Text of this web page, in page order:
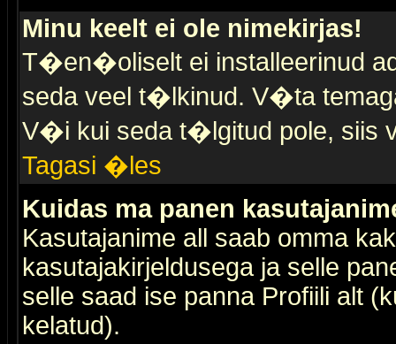
Minu keelt ei ole nimekirjas!
T�en�oliselt ei installeerinud
seda veel t�lkinud. V�ta
V�i kui seda t�lgitud pole, siis
Tagasi �les
Kuidas ma panen
Kasutajanime all saab omma
kasutajakirjeldusega ja selle
selle saad ise panna Profiili alt
kelatud).